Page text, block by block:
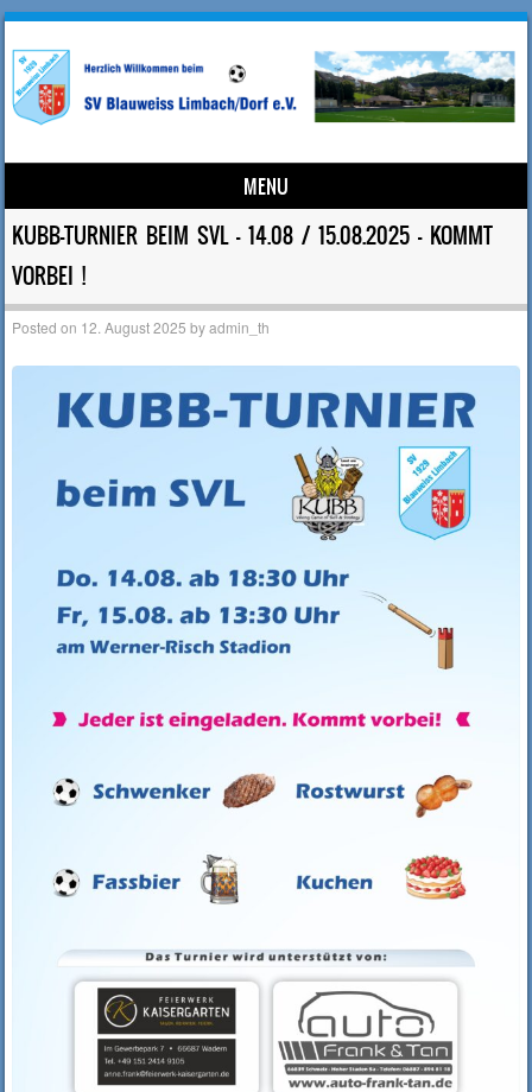
MENU
Skip to content
KUBB-TURNIER BEIM SVL – 14.08 / 15.08.2025 – KOMMT
VORBEI !
Posted on 12. August 2025 byadmin_th